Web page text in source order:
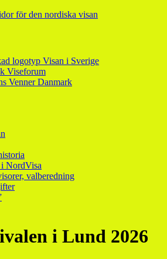
för den nordiska visan
NordVisa
valberedning
i Lund 2026